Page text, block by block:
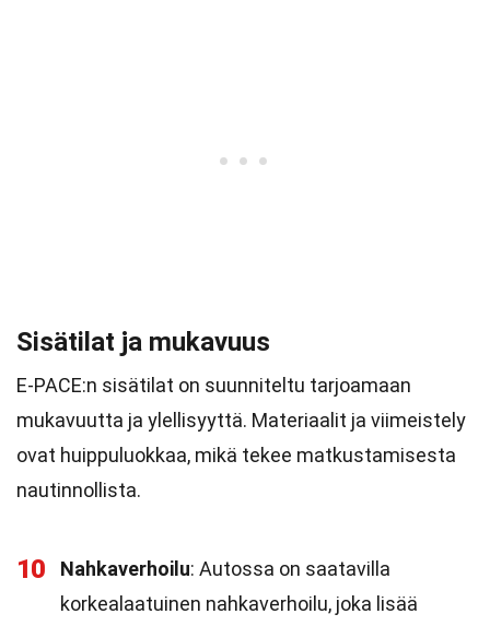
Sisätilat ja mukavuus
E-PACE:n sisätilat on suunniteltu tarjoamaan
mukavuutta ja ylellisyyttä. Materiaalit ja viimeistely
ovat huippuluokkaa, mikä tekee matkustamisesta
nautinnollista.
10 Nahkaverhoilu: Autossa on saatavilla
korkealaatuinen nahkaverhoilu, joka lisää